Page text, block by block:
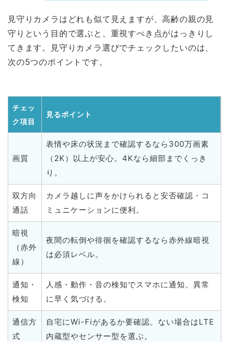
見守りカメラはどれも似て見えますが、高齢の親の見
守りという目的で選ぶと、重視すべき点がはっきりし
てきます。見守りカメラ選びでチェックしたいのは、
次の5つのポイントです。
チェッ
ク項目
見るポイント
画質
表情や床の状況まで確認するなら300万画素
（2K）以上が安心。4Kなら細部までくっき
り。
双方向
通話
カメラ越しに声をかけられると安否確認・コ
ミュニケーションに便利。
暗視
（赤外
線）
夜間の転倒や徘徊を確認するなら赤外線暗視
は必須レベル。
通知・
検知
人感・動作・音の検知でスマホに通知。異常
に早く気づける。
通信方
式
自宅にWi-Fiがあるか要確認。ない場合はLTE
内蔵型やセンサー型を選ぶ。